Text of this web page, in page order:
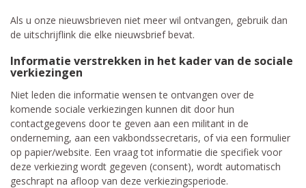
Als u onze nieuwsbrieven niet meer wil ontvangen, gebruik dan
de uitschrijflink die elke nieuwsbrief bevat.
Informatie verstrekken in het kader van de sociale
verkiezingen
Niet leden die informatie wensen te ontvangen over de
komende sociale verkiezingen kunnen dit door hun
contactgegevens door te geven aan een militant in de
onderneming, aan een vakbondssecretaris, of via een formulier
op papier/website. Een vraag tot informatie die specifiek voor
deze verkiezing wordt gegeven (consent), wordt automatisch
geschrapt na afloop van deze verkiezingsperiode.